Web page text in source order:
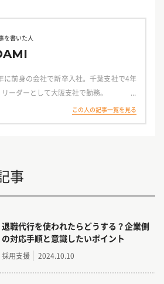
を書いた人
この人の記事一覧を見る
に前身の会社で新卒入社。千葉支社で4年
ーダーとして大阪支社で勤務。
ジャーとなり、エリア組織・大手組織・京
の管理を兼務をし、
、Indeed・Indeed PLUS・求人ボックス
事
退職代行を使われたらどうする？企業側
の対応手順と意識したいポイント
採用支援 2024.10.10